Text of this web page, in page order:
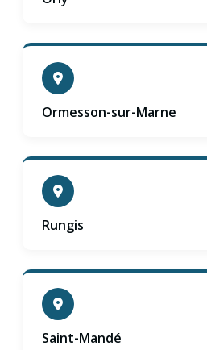
Ormesson-sur-Marne
Rungis
Saint-Mandé